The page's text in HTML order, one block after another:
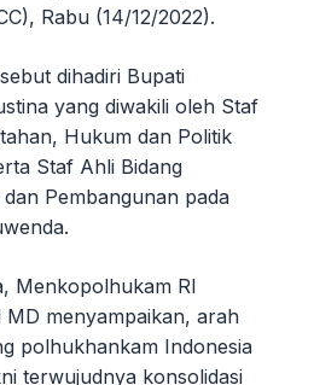
Rabu (14/12/2022).
dihadiri Bupati
yang diwakili oleh Staf
Hukum dan Politik
Staf Ahli Bidang
Pembangunan pada
Menkopolhukam RI
menyampaikan, arah
polhukhankam Indonesia
terwujudnya konsolidasi